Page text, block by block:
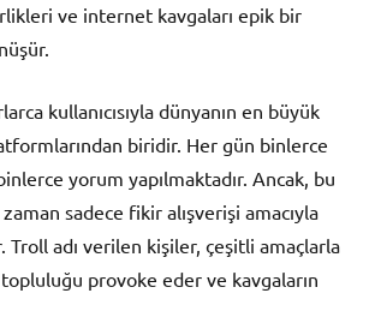
ve internet kavgaları epik bir
kullanıcısıyla dünyanın en büyük
biridir. Her gün binlerce
yorum yapılmaktadır. Ancak, bu
sadece fikir alışverişi amacıyla
Troll adı verilen kişiler, çeşitli amaçlarla
provoke eder ve kavgaların